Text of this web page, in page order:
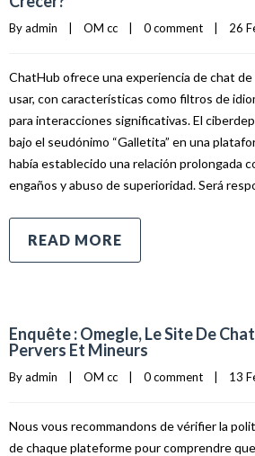
By admin OM cc 0 comment 26
ChatHub ofrece una experiencia de chat
usar, con características como filtros de
para interacciones significativas. El
bajo el seudónimo “Galletita” en una
había establecido una relación prolongada
engaños y abuso de superioridad. Será
READ MORE
Enquête : Omegle, Le Site De
Pervers Et Mineurs
By admin OM cc 0 comment 13
Nous vous recommandons de vérifier la
de chaque plateforme pour comprendre